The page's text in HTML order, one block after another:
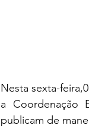
Nesta sexta-
a Coordenação
publicam de